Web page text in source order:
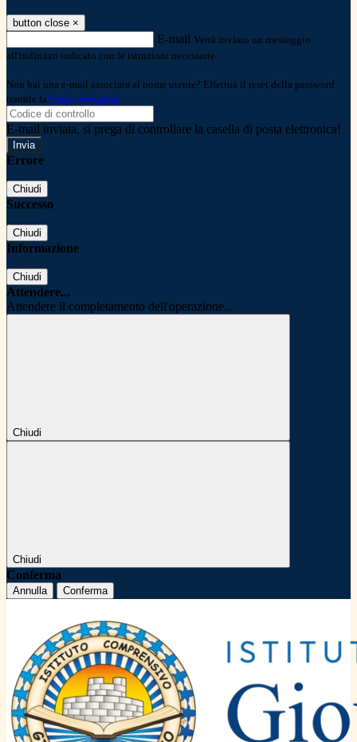
button close ×
E-mail Verrà inviato un messaggio
all'indirizzo indicato con le istruzioni necessarie.
Non hai una e-mail associata al nome utente? Effettua il reset della password
tramite la Login Spaggiari
E-mail inviata, si prega di controllare la casella di posta elettronica!
Errore
Chiudi
Successo
Chiudi
Informazione
Chiudi
Attendere...
Attendere il completamento dell'operazione...
Chiudi
Chiudi
Conferma
Annulla Conferma